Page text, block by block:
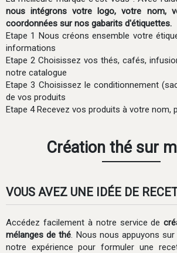
nous intégrons votre logo, votre nom,
coordonnées sur nos gabarits d'étiquettes.
Etape 1 Nous créons ensemble votre
informations
Etape 2 Choisissez vos thés, cafés,
notre catalogue
Etape 3 Choisissez le conditionnement
de vos produits
Etape 4 Recevez vos produits à votre nom,
Création thé sur
VOUS AVEZ UNE IDÉE DE
Accédez facilement à notre service de
mélanges de thé. Nous nous appuyons
notre expérience pour formuler une